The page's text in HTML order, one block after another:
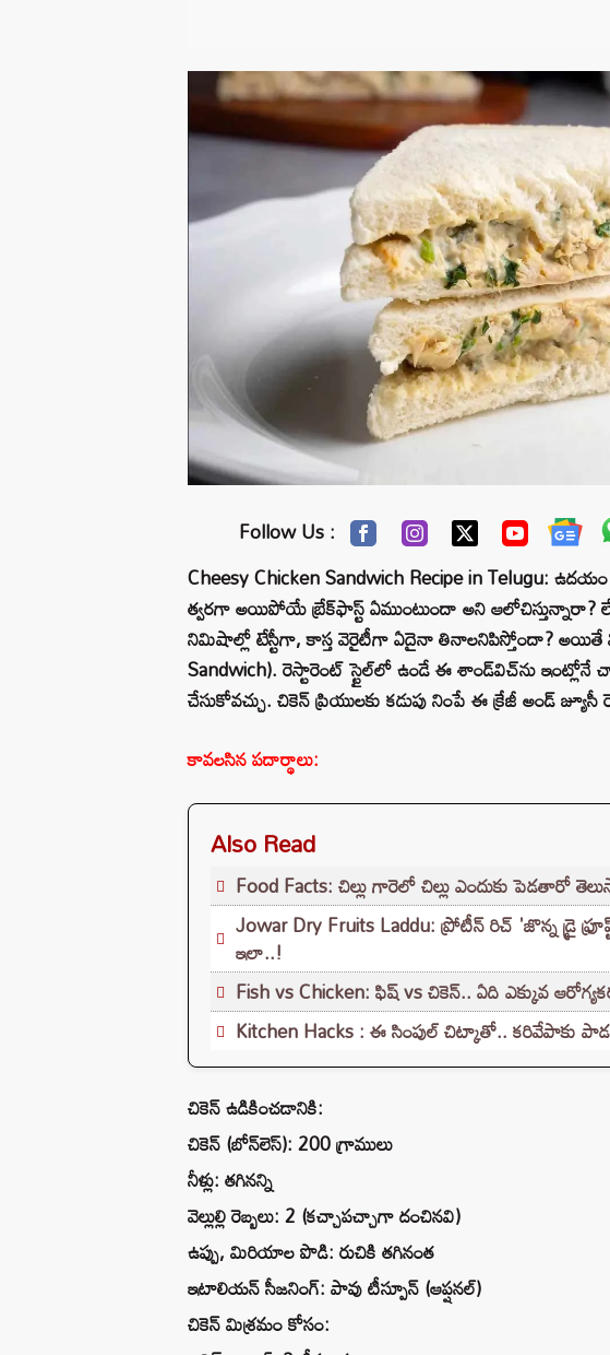
Follow Us :
Cheesy Chicken Sandwich Recipe in Telugu:
త్వరగా అయిపోయే బ్రేక్‌ఫాస్ట్ ఏముంటుందా అని ఆలోచిస్తున్నారా?
నిమిషాల్లో టేస్టీగా, కాస్త వెరైటీగా ఏదైనా తినాలనిపిస్తోందా? అయితే
Sandwich). రెస్టారెంట్ స్టైల్‌లో ఉండే ఈ శాండ్‌విచ్‌ను
చేసుకోవచ్చు. చికెన్ ప్రియులకు కడుపు నింపే ఈ క్రేజీ అండ్
కావలసిన పదార్థాలు:
Also Read
Food Facts: చిల్లు గారెలో చిల్లు ఎందుకు పెడతారో
Jowar Dry Fruits Laddu: ప్రోటీన్ రిచ్ 'జొన్న డ్రై
ఇలా..!
Fish vs Chicken: ఫిష్ vs చికెన్.. ఏది ఎక్కువ
Kitchen Hacks : ఈ సింపుల్ చిట్కాతో.. కరివేపాకు
చికెన్ ఉడికించడానికి:
చికెన్ (బోన్‌లెస్): 200 గ్రాములు
నీళ్లు: తగినన్ని
వెల్లుల్లి రెబ్బలు: 2 (కచ్చాపచ్చాగా దంచినవి)
ఉప్పు, మిరియాల పొడి: రుచికి తగినంత
ఇటాలియన్ సీజనింగ్: పావు టీస్పూన్ (ఆప్షనల్)
చికెన్ మిశ్రమం కోసం: